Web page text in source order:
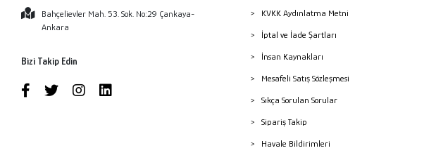
Bahçelievler Mah. 53. Sok. No:29 Çankaya-
Ankara
Bizi Takip Edin
KVKK Aydınlatma Metni
İptal ve İade Şartları
İnsan Kaynakları
Mesafeli Satış Sözleşmesi
Sıkça Sorulan Sorular
Sipariş Takip
Havale Bildirimleri